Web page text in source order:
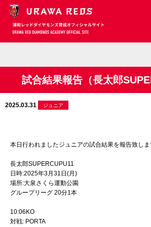
試合結果報告（長太郎
2025.03.31 ジュニア
本日行われましたジュニアの試合結果を報告致しま
長太郎SUPERCUPU11
日時:2025年3月31日(月)
場所:大泉さくら運動公園
グループリーグ 20分1本
10:06KO
対戦: PORTA